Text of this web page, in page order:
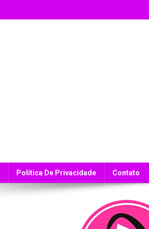
Política De Privacidade Contato